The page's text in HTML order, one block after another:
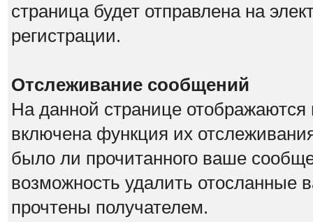
страница будет отправлена на
регистрации.
Отслеживание сообщений
На данной странице
включена функция их
было ли прочитанного ваше
возможность удалить
прочтены получателем.